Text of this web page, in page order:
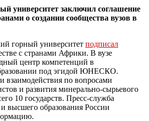
университет заключил соглашение
о создании сообщества вузов в
горный университет подписал
с странами Африки. В вузе
центр компетенций в
под эгидой ЮНЕСКО.
взаимодействия по вопросами
и развития минерально-сырьевого
10 государств. Пресс-служба
высшего образования России